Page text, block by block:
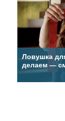
Ловушка
делаем —